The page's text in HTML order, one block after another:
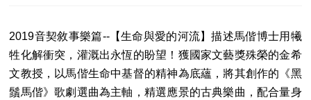
2019音契敘事樂篇--【生命與愛的河流】描述馬偕博士用犧
牲化解衝突，灌溉出永恆的盼望！獲國家文藝獎殊榮的金希
文教授，以馬偕生命中基督的精神為底蘊，將其創作的《黑
鬚馬偕》歌劇選曲為主軸，精選應景的古典樂曲，配合量身